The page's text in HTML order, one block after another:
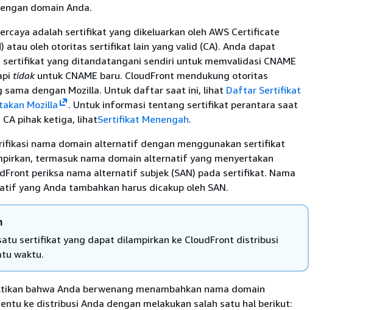
domain Anda.
adalah sertifikat yang dikeluarkan oleh AWS Certificate
atau oleh otoritas sertifikat lain yang valid (CA). Anda dapat
sertifikat yang ditandatangani sendiri untuk memvalidasi CNAME
tidakuntuk CNAME baru. CloudFront mendukung otoritas
dengan Mozilla. Untuk daftar saat ini, lihat Daftar Sertifikat
Mozilla
. Untuk informasi tentang sertifikat perantara saat
pihak ketiga, lihatSertifikat Menengah.
nama domain alternatif dengan menggunakan sertifikat
termasuk nama domain alternatif yang menyertakan
periksa nama alternatif subjek (SAN) pada sertifikat. Nama
yang Anda tambahkan harus dicakup oleh SAN.
sertifikat yang dapat dilampirkan ke CloudFront distribusi
waktu.
bahwa Anda berwenang menambahkan nama domain
ke distribusi Anda dengan melakukan salah satu hal berikut: